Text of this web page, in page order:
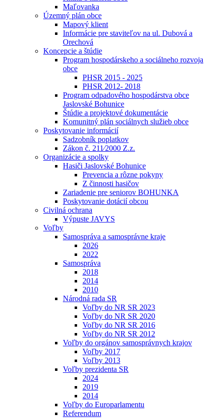
Maľovanka
Územný plán obce
Mapový klient
Informácie pre staviteľov na ul. Dubová a
Orechová
Koncepcie a štúdie
Program hospodárskeho a sociálneho rozvoja
obce
PHSR 2015 - 2025
PHSR 2012- 2018
Program odpadového hospodárstva obce
Jaslovské Bohunice
Štúdie a projektové dokumentácie
Komunitný plán sociálnych služieb obce
Poskytovanie informácií
Sadzobník poplatkov
Zákon č. 211⁄2000 Z.z.
Organizácie a spolky
Hasiči Jaslovské Bohunice
Prevencia a rôzne pokyny
Z činnosti hasičov
Zariadenie pre seniorov BOHUNKA
Poskytovanie dotácií obcou
Civilná ochrana
Výpuste JAVYS
Voľby
Samospráva a samosprávne kraje
2026
2022
Samospráva
2018
2014
2010
Národná rada SR
Voľby do NR SR 2023
Voľby do NR SR 2020
Voľby do NR SR 2016
Voľby do NR SR 2012
Voľby do orgánov samosprávnych krajov
Voľby 2017
Voľby 2013
Voľby prezidenta SR
2024
2019
2014
Voľby do Europarlamentu
Referendum